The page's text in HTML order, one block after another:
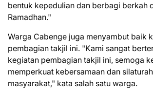
bentuk kepedulian dan berbagi berkah
Ramadhan."
Warga Cabenge juga menyambut baik
pembagian takjil ini. "Kami sangat
kegiatan pembagian takjil ini, semoga
memperkuat kebersamaan dan
masyarakat," kata salah satu warga.